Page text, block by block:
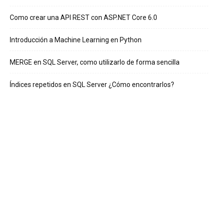
Como crear una API REST con ASP.NET Core 6.0
Introducción a Machine Learning en Python
MERGE en SQL Server, como utilizarlo de forma sencilla
Índices repetidos en SQL Server ¿Cómo encontrarlos?